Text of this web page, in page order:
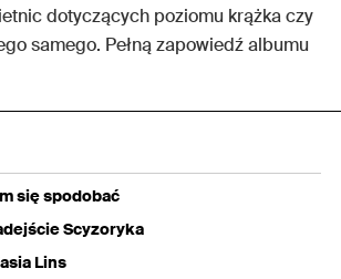
dotyczących poziomu krążka czy
samego. Pełną zapowiedź albumu
się spodobać
Scyzoryka
Lins